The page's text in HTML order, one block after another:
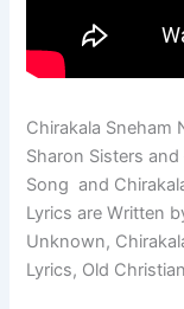
Chirakala Sneham
Sharon Sisters
Song and
Lyrics are Written
Unknown,
Lyrics, Old